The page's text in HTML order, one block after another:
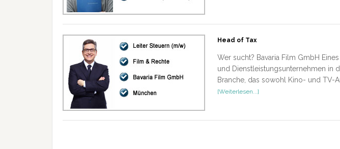
in
Head of Tax
Wer sucht? Bavaria Film GmbH
und Dienstleistungsunternehmen in
Branche, das sowohl Kino- und TV-
[Weiterlesen...]